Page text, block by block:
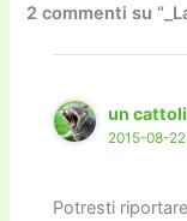
o
o
k
2 commenti su
un
2015-08-
Potresti